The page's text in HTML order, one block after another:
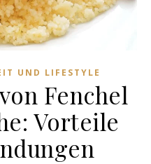
UND LIFESTYLE
Fenchel
Vorteile